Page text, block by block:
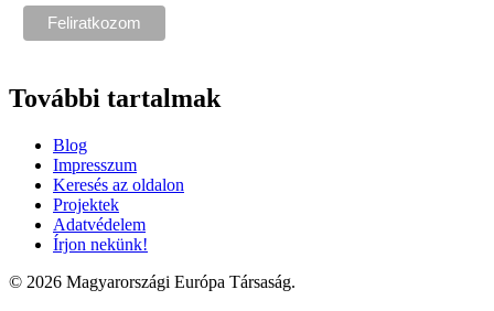
További tartalmak
Blog
Impresszum
Keresés az oldalon
Projektek
Adatvédelem
Írjon nekünk!
© 2026 Magyarországi Európa Társaság.